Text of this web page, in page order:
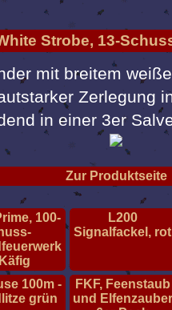
Strobe, 13-
mit breitem
Zerlegung
in einer 3er
Zur Produktseite
100-
L200
Signalfackel, rot
100m -
grün
FKF, Feenstaub
und Elfenzauber